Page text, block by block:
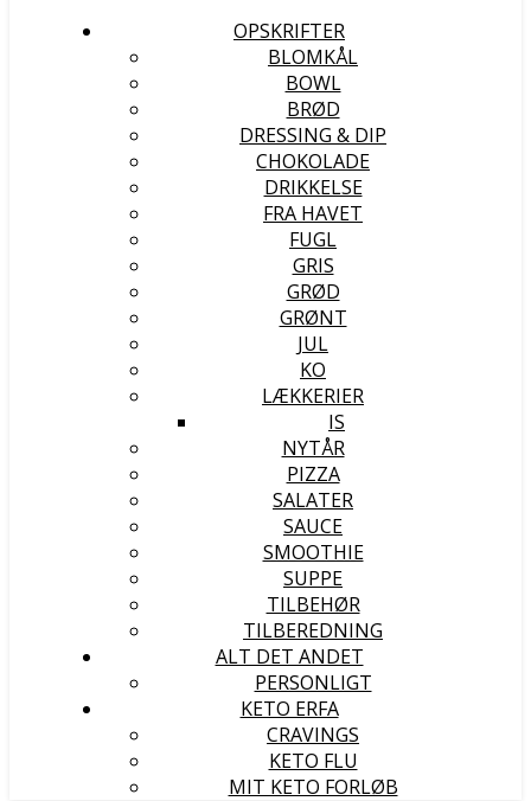
OPSKRIFTER
BLOMKÅL
BOWL
BRØD
DRESSING & DIP
CHOKOLADE
DRIKKELSE
FRA HAVET
FUGL
GRIS
GRØD
GRØNT
JUL
KO
LÆKKERIER
IS
NYTÅR
PIZZA
SALATER
SAUCE
SMOOTHIE
SUPPE
TILBEHØR
TILBEREDNING
ALT DET ANDET
PERSONLIGT
KETO ERFA
CRAVINGS
KETO FLU
MIT KETO FORLØB